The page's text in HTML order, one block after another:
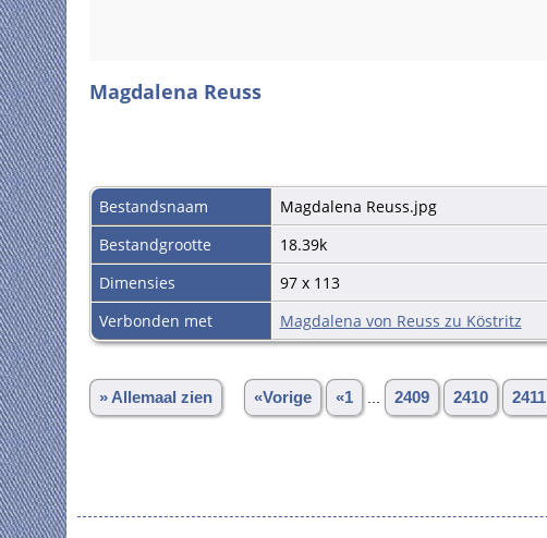
Magdalena Reuss
Bestandsnaam
Magdalena Reuss.jpg
Bestandgrootte
18.39k
Dimensies
97 x 113
Verbonden met
Magdalena von Reuss zu Köstritz
» Allemaal zien «Vorige «1 2409 2410 2411